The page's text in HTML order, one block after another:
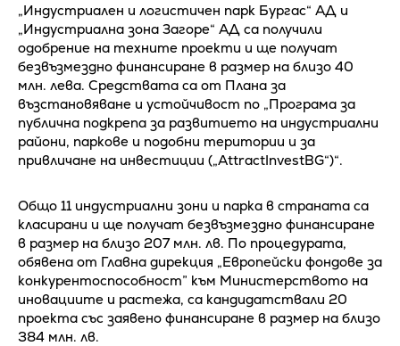
„Индустриален и логистичен парк Бургас“ АД и
„Индустриална зона Загоре“ АД са получили
одобрение на техните проекти и ще получат
безвъзмездно финансиране в размер на близо 40
млн. лева. Средствата са от Плана за
възстановяване и устойчивост по „Програма за
публична подкрепа за развитието на индустриални
райони, паркове и подобни територии и за
привличане на инвестиции („AttractInvestBG“)“.
Общо 11 индустриални зони и парка в страната са
класирани и ще получат безвъзмездно финансиране
в размер на близо 207 млн. лв. По процедурата,
обявена от Главна дирекция „Европейски фондове за
конкурентоспособност” към Министерството на
иновациите и растежа, са кандидатствали 20
проекта със заявено финансиране в размер на близо
384 млн. лв.